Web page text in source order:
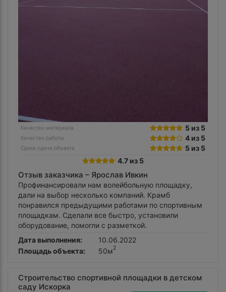
Качество материала 5 из 5
Качество работы 4 из 5
Сроки сдачи объекта
5 из 5
4.7 из 5
Отзыв заказчика – Ярослав Ивкин
Профинансировали нам волейбольную площадку,
дали на выбор несколько компаний. Крамб
понравился предыдущими работами по спортивным
площадкам. Сделали все быстро, установили
оборудование, помогли с разметкой.
Дата выполнения:
10.06.2022
Площадь объекта:
50м2
Строительство спортивной площадки в детском
саду Искорка